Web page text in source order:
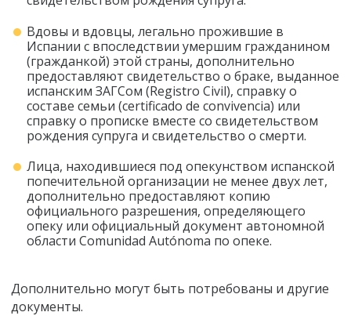
Вдовы и вдовцы, легально прожившие в
Испании с впоследствии умершим гражданином
(гражданкой) этой страны, дополнительно
предоставляют свидетельство о браке, выданное
испанским ЗАГСом (Registro Civil), справку о
составе семьи (certificado de convivencia) или
справку о прописке вместе со свидетельством
рождения супруга и свидетельство о смерти.
Лица, находившиеся под опекунством испанской
попечительной организации не менее двух лет,
дополнительно предоставляют копию
официального разрешения, определяющего
опеку или официальный документ автономной
области Comunidad Autónoma по опеке.
Дополнительно могут быть потребованы и другие
документы.